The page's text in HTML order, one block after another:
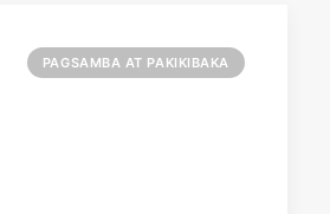
PAGSAMBA AT PAKIKIBAKA